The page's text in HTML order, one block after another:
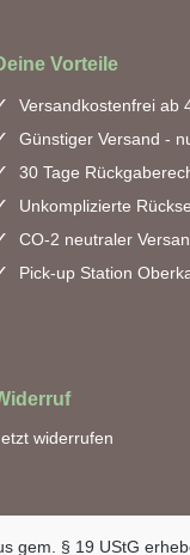
Vorteile
Versandkostenfrei ab
Günstiger Versand -
30 Tage
Unkomplizierte
CO-2 neutraler
Pick-up Station
widerrufen
gem. § 19 UStG